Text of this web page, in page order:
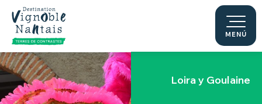
Aller
contenu
principal
MENÚ
Le Moulin du
Sèvre
Loira y Goulaine